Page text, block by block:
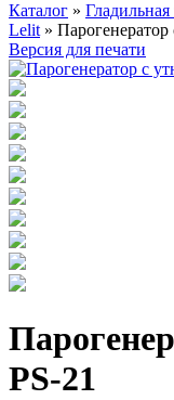
Каталог » Гладильная
Lelit »
Версия для печати
PS-21